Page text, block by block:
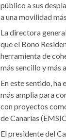
público a sus
a una movilidad
La directora
que el Bono
herramienta de
más sencillo y más
En este sentido,
más amplia para
con proyectos
de Canarias
El presidente del